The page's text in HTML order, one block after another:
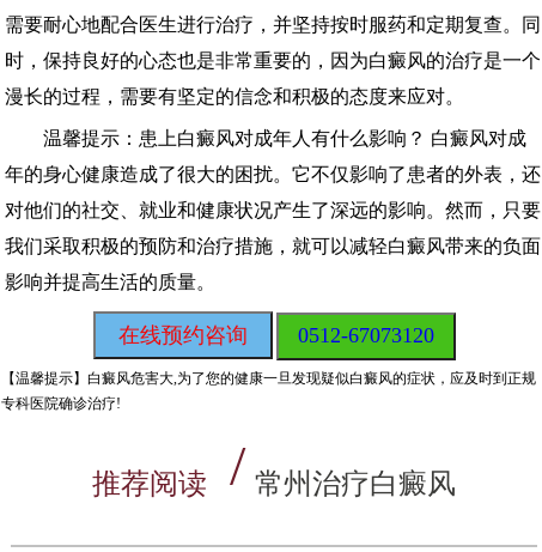
需要耐心地配合医生进行治疗，并坚持按时服药和定期复查。同
时，保持良好的心态也是非常重要的，因为白癜风的治疗是一个
漫长的过程，需要有坚定的信念和积极的态度来应对。
温馨提示：患上白癜风对成年人有什么影响？ 白癜风对成
年的身心健康造成了很大的困扰。它不仅影响了患者的外表，还
对他们的社交、就业和健康状况产生了深远的影响。然而，只要
我们采取积极的预防和治疗措施，就可以减轻白癜风带来的负面
影响并提高生活的质量。
在线预约咨询 0512-67073120
【温馨提示】 白癜风危害大,为了您的健康一旦发现疑似白癜风的症状，应及时到正规
专科医院确诊治疗!
推荐阅读 常州治疗白癜风